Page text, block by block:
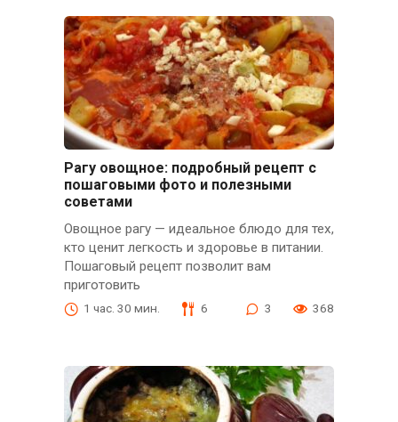
Рагу овощное: подробный рецепт с
пошаговыми фото и полезными
советами
Овощное рагу — идеальное блюдо для тех,
кто ценит легкость и здоровье в питании.
Пошаговый рецепт позволит вам
приготовить
1 час. 30 мин. 6 3 368